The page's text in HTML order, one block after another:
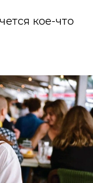
кое-что